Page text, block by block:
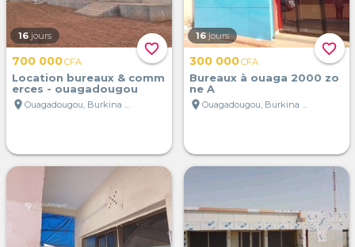
favorite_border
16 jours
700 000CFA
Location bureaux & comm
erces - ouagadougou
location_on
Ouagadougou, Burkina Faso
favorite_border
16 jours
300 000CFA
Bureaux à ouaga 2000 zo
ne A
location_on
Ouagadougou, Burkina Faso